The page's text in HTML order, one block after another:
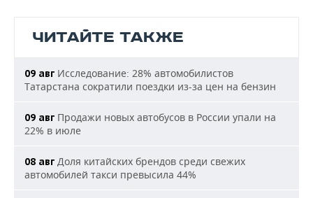
ЧИТАЙТЕ ТАКЖЕ
09 авг Исследование: 28% автомобилистов
Татарстана сократили поездки из-за цен на бензин
09 авг Продажи новых автобусов в России упали на
22% в июле
08 авг Доля китайских брендов среди свежих
автомобилей такси превысила 44%